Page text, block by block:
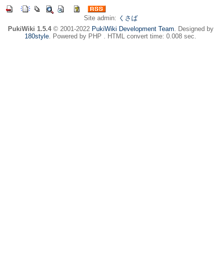
Site admin: くさば
PukiWiki 1.5.4© 2001-2022 PukiWiki Development Team. Designed by
180style. Powered by PHP . HTML convert time: 0.008 sec.